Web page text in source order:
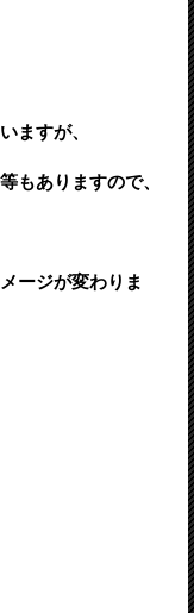
ますが、
もありますので、
ージが変わりま